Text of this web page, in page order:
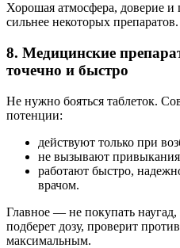
Хорошая атмосфера, доверие
сильнее некоторых препаратов.
8. Медицинские
точечно и быстро
Не нужно бояться таблеток.
потенции:
действуют только при
не вызывают
работают быстро,
врачом.
Главное — не покупать наугад,
подберет дозу, проверит
максимальным.